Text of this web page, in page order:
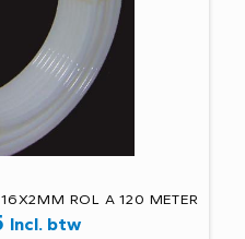
ROL A 120 METER
Incl. btw